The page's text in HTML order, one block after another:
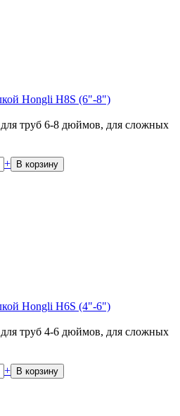
Hongli H8S (6"-8")
труб 6-8 дюймов, для сложных
+ В корзину
Hongli H6S (4"-6")
труб 4-6 дюймов, для сложных
+ В корзину